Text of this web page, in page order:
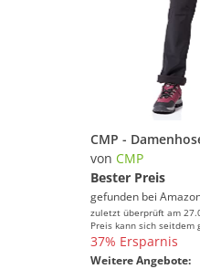
von CMP
Bester Preis
gefunden bei
zuletzt überprüft am
Preis kann sich seitdem
37% Ersparnis
Weitere Angebote: